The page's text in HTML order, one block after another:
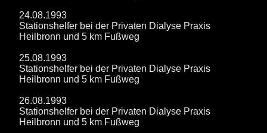
24.08.1993
Stationshelfer bei der Privaten Dialyse Praxis
Heilbronn und 5 km Fußweg
25.08.1993
Stationshelfer bei der Privaten Dialyse Praxis
Heilbronn und 5 km Fußweg
26.08.1993
Stationshelfer bei der Privaten Dialyse Praxis
Heilbronn und 5 km Fußweg